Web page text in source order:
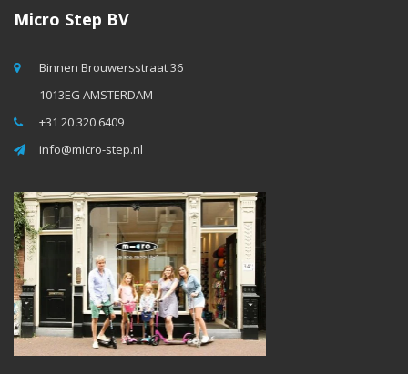
Micro Step BV
Binnen Brouwersstraat 36
1013EG AMSTERDAM
+31 20 320 6409
info@micro-step.nl